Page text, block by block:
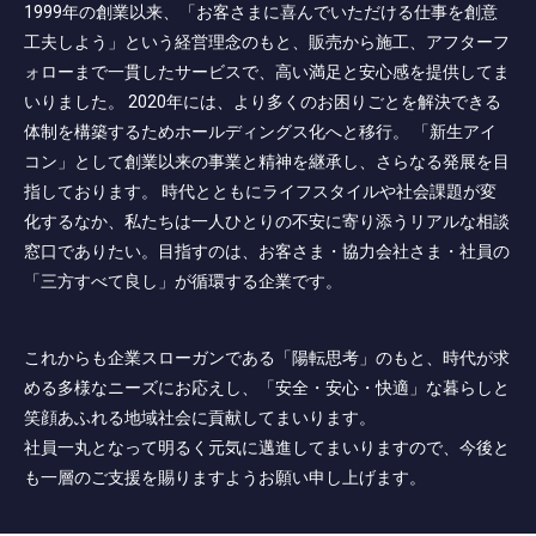
1999年の創業以来、「お客さまに喜んでいただける仕事を創意
工夫しよう」という経営理念のもと、販売から施工、アフターフ
ォローまで一貫したサービスで、高い満足と安心感を提供してま
いりました。 2020年には、より多くのお困りごとを解決できる
体制を構築するためホールディングス化へと移行。 「新生アイ
コン」として創業以来の事業と精神を継承し、さらなる発展を目
指しております。 時代とともにライフスタイルや社会課題が変
化するなか、私たちは一人ひとりの不安に寄り添うリアルな相談
窓口でありたい。目指すのは、お客さま・協力会社さま・社員の
「三方すべて良し」が循環する企業です。
これからも企業スローガンである「陽転思考」のもと、時代が求
める多様なニーズにお応えし、「安全・安心・快適」な暮らしと
笑顔あふれる地域社会に貢献してまいります。
社員一丸となって明るく元気に邁進してまいりますので、今後と
も一層のご支援を賜りますようお願い申し上げます。